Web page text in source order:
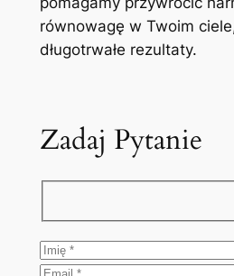
równowagę w Twoim
długotrwałe rezultaty.
Zadaj Pytanie